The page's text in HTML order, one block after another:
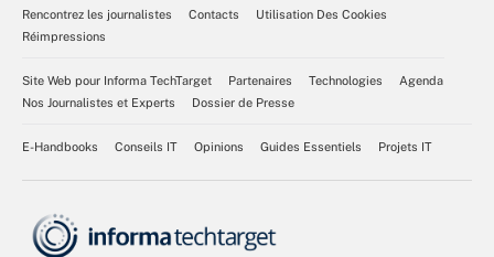
Rencontrez les journalistes
Contacts
Utilisation Des Cookies
Réimpressions
Site Web pour Informa TechTarget Partenaires Technologies
Agenda
Nos Journalistes et Experts
Dossier de Presse
E-Handbooks Conseils IT Opinions Guides Essentiels Projets IT